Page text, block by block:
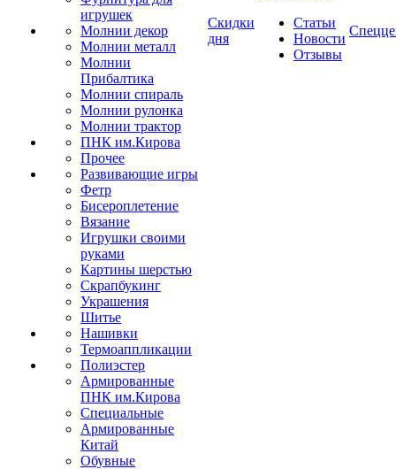
игрушек
Молнии декор
Молнии металл
Молнии
Прибалтика
Молнии спираль
Молнии рулонка
Молнии трактор
ПНК им.Кирова
Прочее
Развивающие игры
Фетр
Бисероплетение
Вязание
Игрушки своими
руками
Картины шерстью
Скрапбукинг
Украшения
Шитье
Нашивки
Термоаппликации
Полиэстер
Армированные
ПНК им.Кирова
Специальные
Армированные
Китай
Обувные
Скидки
дня
Статьи
Новости
Отзывы